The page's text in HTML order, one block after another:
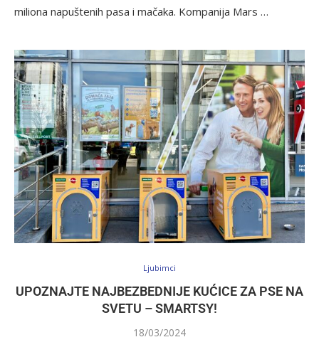
miliona napuštenih pasa i mačaka. Kompanija Mars …
Ljubimci
UPOZNAJTE NAJBEZBEDNIJE KUĆICE ZA PSE NA
SVETU – SMARTSY!
18/03/2024